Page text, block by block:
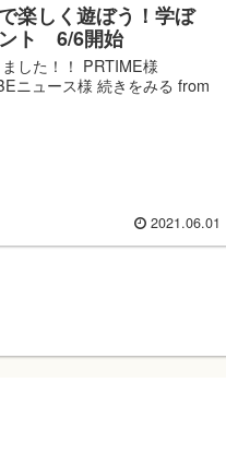
楽しく遊ぼう！学ぼ
ント 6/6開始
した！！ PRTIME様
ニュース様 続きをみる from
2021.06.01